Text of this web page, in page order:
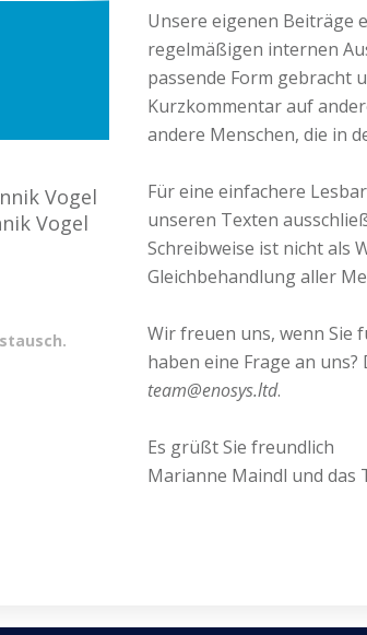
Vogel
Unsere eigenen Beiträge
regelmäßigen internen
passende Form gebracht
Kurzkommentar auf
andere Menschen, die in
Für eine einfachere
unseren Texten
Schreibweise ist nicht als
Gleichbehandlung aller
Wir freuen uns, wenn Sie
haben eine Frage an
team@enosys.ltd.
Es grüßt Sie freundlich
Marianne Maindl und das